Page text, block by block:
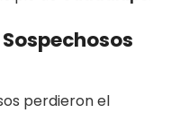
perdieron el